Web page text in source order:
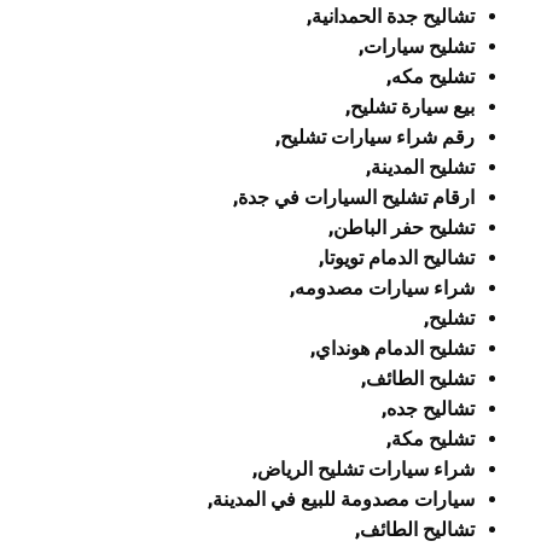
تشاليح جدة الحمدانية,
تشليح سيارات,
تشليح مكه,
بيع سيارة تشليح,
رقم شراء سيارات تشليح,
تشليح المدينة,
ارقام تشليح السيارات في جدة,
تشليح حفر الباطن,
تشاليح الدمام تويوتا,
شراء سيارات مصدومه,
تشليح,
تشليح الدمام هونداي,
تشليح الطائف,
تشاليح جده,
تشليح مكة,
شراء سيارات تشليح الرياض,
سيارات مصدومة للبيع في المدينة,
تشاليح الطائف,